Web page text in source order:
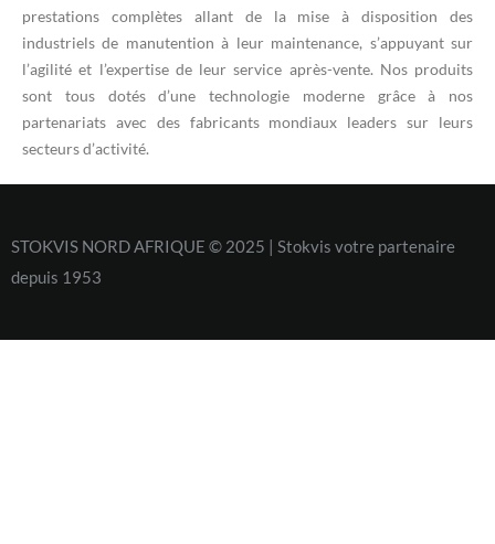
prestations complètes allant de la mise à disposition des
industriels de manutention à leur maintenance, s’appuyant sur
l’agilité et l’expertise de leur service après-vente. Nos produits
sont tous dotés d’une technologie moderne grâce à nos
partenariats avec des fabricants mondiaux leaders sur leurs
secteurs d’activité.
STOKVIS NORD AFRIQUE © 2025 | Stokvis votre partenaire
depuis 1953